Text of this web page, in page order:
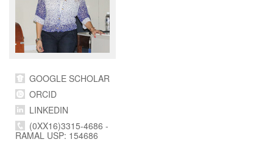
FFCLRP
60
anos
GRADUAÇÃO
Apresentação
Atendimento
Online
GOOGLE SCHOLAR
ORCID
LINKEDIN
(0XX16)3315-4686 -
RAMAL USP: 154686